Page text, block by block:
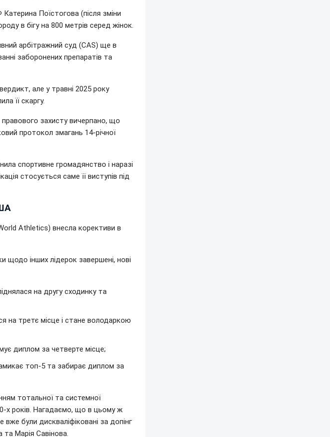
Поїстогова (після зміни
в бігу на 800 метрів серед жінок.
арбітражний суд (CAS) ще в
заборонених препаратів та
але у травні 2025 року
її скаргу.
захисту вичерпано, що
протокол змагань 14-річної
спортивне громадянство і наразі
стосується саме її виступів під
Athletics) внесла корективи в
щодо інших лідерок завершені, нові
на другу сходинку та
на третє місце і стане володаркою
диплом за четверте місце;
топ-5 та забирає диплом за
тотальної та системної
х років. Нагадаємо, що в цьому ж
вже були дискваліфіковані за допінг
та Марія Савінова.